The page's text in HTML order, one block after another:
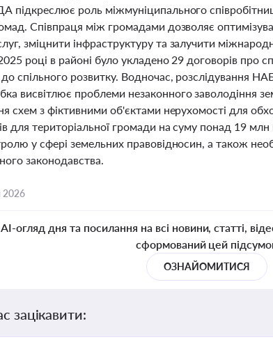
підкреслює роль міжмуніципального
Співпраця між громадами дозволяє
зміцнити інфраструктуру та залучити
році в районі було укладено 29 договорів про
до спільного розвитку. Водночас, розслідування
висвітлює проблеми незаконного заволодіння
схем з фіктивними об'єктами нерухомості для
для територіальної громади на суму понад 19
у сфері земельних правовідносин, а також
законодавства.
2026
огляд дня та посилання на всі новини, статті,
сформований цей
ОЗНАЙОМИТИСЯ
зацікавити: